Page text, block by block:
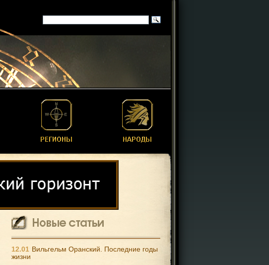
12.01 Вильгельм Оранский. Последние годы
жизни